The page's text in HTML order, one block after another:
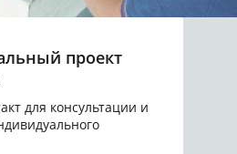
проект
для консультации и